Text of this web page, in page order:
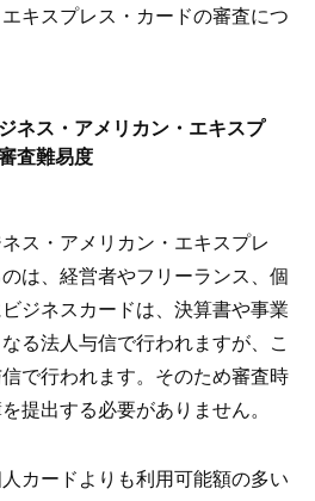
キスプレス・カードの審査につ
ネス・アメリカン・エキスプ
査難易度
ス・アメリカン・エキスプレ
は、経営者やフリーランス、個
ジネスカードは、決算書や事業
る法人与信で行われますが、こ
で行われます。そのため審査時
提出する必要がありません。
カードよりも利用可能額の多い